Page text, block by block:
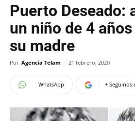
Puerto Deseado:
un niño de 4
su madre
Por Agencia Telam - 21 febrero, 2020
WhatsApp + Seguinos